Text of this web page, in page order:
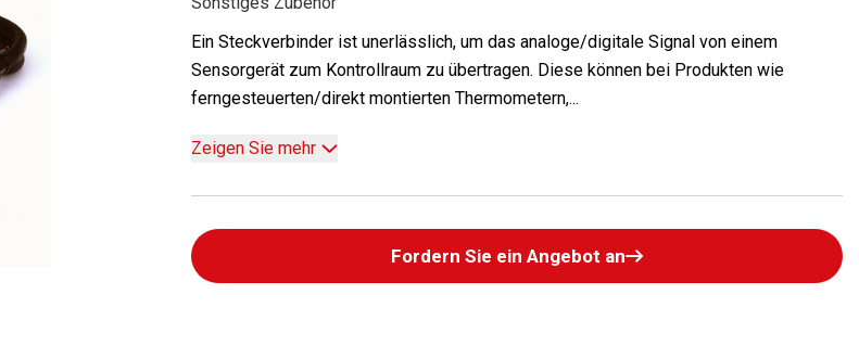
Ein Steckverbinder ist unerlässlich, um das analoge/digitale Signal von einem
Sensorgerät zum Kontrollraum zu übertragen. Diese können bei Produkten wie
ferngesteuerten/direkt montierten Thermometern,...
Zeigen Sie mehr
Fordern Sie ein Angebot an